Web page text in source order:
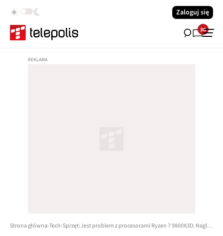
Zaloguj się
36
Strona główna Tech Sprzęt Jest problem z procesorami Ryzen 7 9800X3D. Nagle umierają